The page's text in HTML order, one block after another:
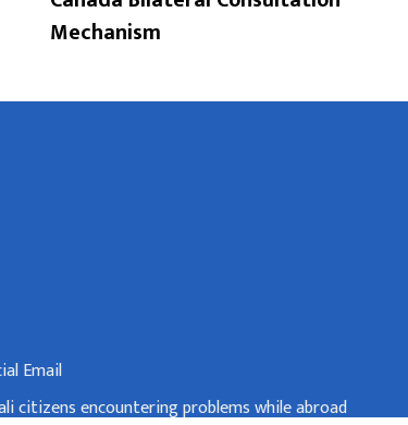
Mechanism
Email
citizens encountering problems while abroad